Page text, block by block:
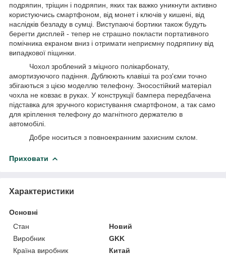
подряпин, тріщин і подряпин, яких так важко уникнути активно
користуючись смартфоном, від монет і ключів у кишені, від
наслідків безладу в сумці. Виступаючі бортики також будуть
берегти дисплей - тепер не страшно покласти портативного
помічника екраном вниз і отримати неприємну подряпину від
випадкової піщинки.
Чохол зроблений з міцного полікарбонату,
амортизуючого падіння. Дублюють клавіші та роз'єми точно
збігаються з цією моделлю телефону. Зносостійкий матеріал
чохла не ковзає в руках. У конструкції бампера передбачена
підставка для зручного користування смартфоном, а так само
для кріплення телефону до магнітного держателю в
автомобілі.
Добре носиться з повноекранним захисним склом.
Приховати
Характеристики
Основні
Стан
Новий
Виробник
GKK
Країна виробник
Китай